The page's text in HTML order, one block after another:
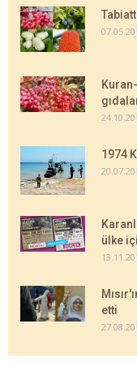
1974
ülke
etti